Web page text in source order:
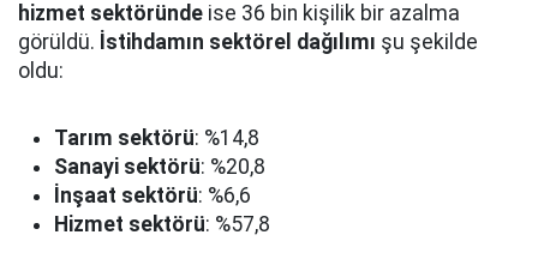
hizmet sektöründe ise 36 bin kişilik bir azalma
görüldü. İstihdamın sektörel dağılımı şu şekilde
oldu:
Tarım sektörü: %14,8
Sanayi sektörü: %20,8
İnşaat sektörü: %6,6
Hizmet sektörü: %57,8